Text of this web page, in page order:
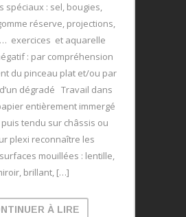
spéciaux : sel, bougies,
réserve, projections,
exercices et aquarelle
: par compréhension
du pinceau plat et/ou par
dégradé Travail dans
entièrement immergé
puis tendu sur châssis ou
plexi reconnaître les
mouillées : lentille,
brillant, […]
À LIRE